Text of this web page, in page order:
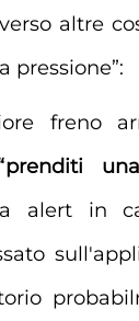
altre
pressione”:
freno
alert in